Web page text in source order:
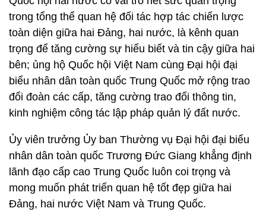
trong tổng thể quan hệ đối tác hợp tác chiến lược
toàn diện giữa hai Đảng, hai nước, là kênh quan
trọng để tăng cường sự hiểu biết và tin cậy giữa hai
bên; ủng hộ Quốc hội Việt Nam cùng Đại hội đại
biểu nhân dân toàn quốc Trung Quốc mở rộng trao
đổi đoàn các cấp, tăng cường trao đổi thông tin,
kinh nghiệm công tác lập pháp quản lý đất nước.
Ủy viên trưởng Ủy ban Thường vụ Đại hội đại biểu
nhân dân toàn quốc Trương Đức Giang khẳng định
lãnh đạo cấp cao Trung Quốc luôn coi trọng và
mong muốn phát triển quan hệ tốt đẹp giữa hai
Đảng, hai nước Việt Nam và Trung Quốc.